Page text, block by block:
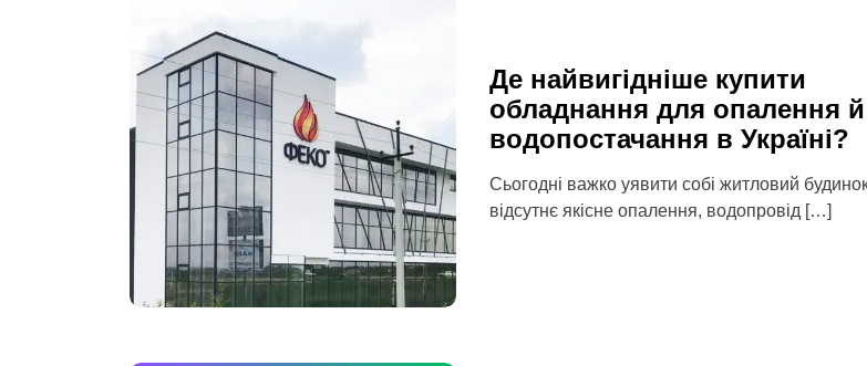
Де найвигідніше купити
обладнання для опалення й
водопостачання в Україні?
Сьогодні важко уявити собі житловий
відсутнє якісне опалення, водопровід […]